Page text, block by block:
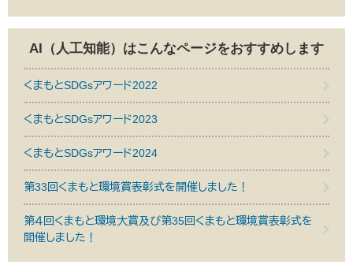
AI（人工知能）はこんなページをおすすめします
くまもとSDGsアワード2022
くまもとSDGsアワード2023
くまもとSDGsアワード2024
第33回くまもと環境賞表彰式を開催しました！
第４回くまもと環境大賞及び第35回くまもと環境賞表彰式を
開催しました！